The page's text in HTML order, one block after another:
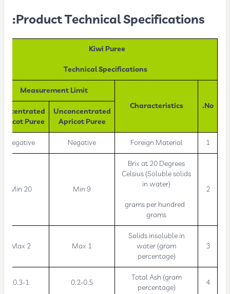
Product Technical Specifications:
Kiwi Puree
Technical Specifications
No.
Characteristics
Measurement Limit
Unconcentrated
Apricot Puree
Puree
1
Foreign Material
Negative
Negative
2
Brix at 20 Degrees
Celsius (Soluble solids
in water)
grams per hundred
grams
Min 9
Min 20
3
Solids insoluble in
water (gram
percentage)
Max 1
Max 2
4
Total Ash (gram
percentage)
0.2-0.5
0.3-1